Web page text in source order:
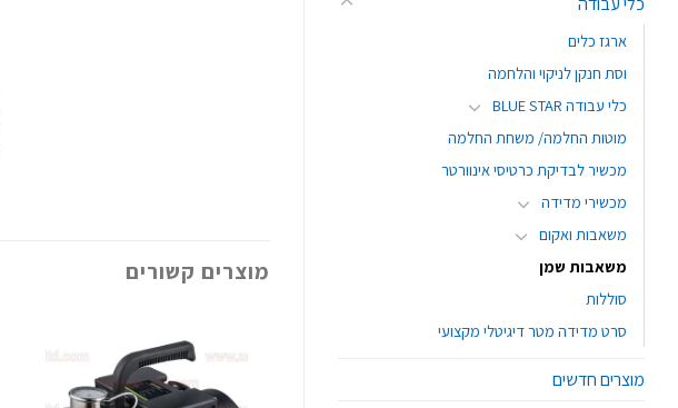
ארגז כלים
וסת חנקן לניקוי והלחמה
כלי עבודה BLUE STAR
מוטות החלמה/ משחת החלמה
מכשיר לבדיקת כרטיסי אינוורטר
מכשירי מדידה
משאבות ואקום
משאבות שמן
סוללות
סרט מדידה מטר דיגיטלי מקצועי
מוצרים חדשים
מוצרים קשורים